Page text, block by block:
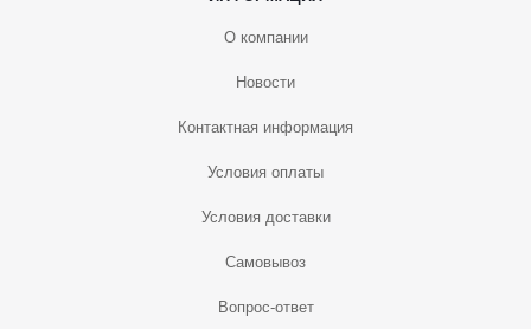
О компании
Новости
Контактная информация
Условия оплаты
Условия доставки
Самовывоз
Вопрос-ответ